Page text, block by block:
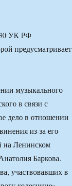
УК РФ
предусматривает
музыкального
в связи с
дело в отношении
из-за его
на Ленинском
Баркова.
участвовавших в